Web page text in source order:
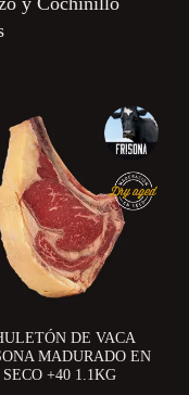
DE VACA
MADURADO EN
SECO +40 1.1KG